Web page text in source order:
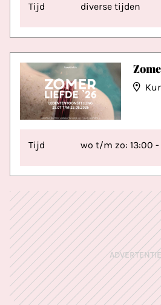
Tijd
diverse tijden
Tijd wo t/m zo: 13:00 -
ADVERTENTIE